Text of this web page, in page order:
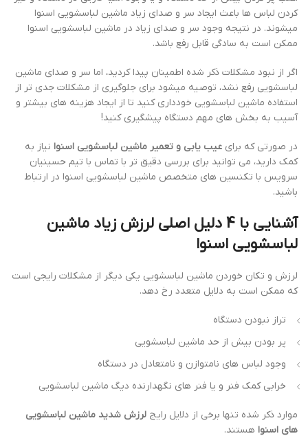
کردن لباس ها باعث ایجاد سر و صدای زیاد ماشین لباسشویی اسنوا
میشوند. در نتیجه وجود سر و صدای زیاد در ماشین لباسشویی اسنوا
ممکن است به سادگی قابل رفع باشد.
اگر از نبود مشکلات ذکر شده اطمینان پیدا کردید، اما سر و صدای ماشین
لباسشویی رفع نشد، توصیه میشود برای جلوگیری از مشکلات جدی تر از
استفاده ماشین لباسشویی خودداری کنید تا از ایجاد هزینه های بیشتر و
آسیب به بخش های مهم دستگاه پیشگیری کنید!
در صورتی که برای عیب یابی و تعمیر ماشین لباسشویی اسنوا نیاز به
کمک دارید، می توانید برای بررسی دقیق تر با تماس با تیم حسینیان
سرویس با تکنسین های متخصص ماشین لباسشویی اسنوا در ارتباط
باشید.
آشنایی با 4 دلیل اصلی لرزش زیاد ماشین
لباسشویی اسنوا
لرزش و تکان خوردن ماشین لباسشویی یکی دیگر از مشکلات رایجی است
که ممکن است به دلایل متعدد رخ دهد.
تراز نبودن دستگاه
پر بودن بیش از حد ماشین لباسشویی
وجود لباس های نامتوازن و نامتعادل در دستگاه
خرابی کمک فنر و یا فنر های نگهدارنده دیگ ماشین لباسشویی
موارد ذکر شده تنها برخی از دلایل رایج لرزش شدید ماشین لباسشویی
های اسنوا هستند.